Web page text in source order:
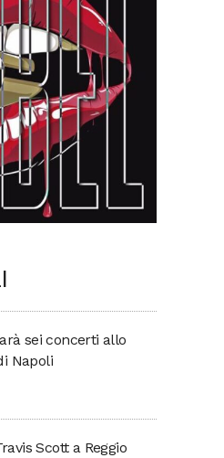
sei concerti allo
Napoli
Scott a Reggio